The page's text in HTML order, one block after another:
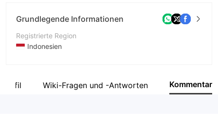
Grundlegende Informationen
Registrierte Region
Indonesien
UnternehmenWiki-Fragen und -Antworten Kommentar